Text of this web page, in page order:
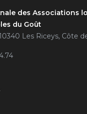
des Associations
du Goût
Les Riceys, Côte